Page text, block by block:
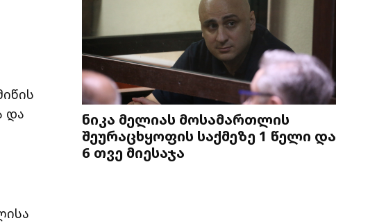
და
ნიკა მელიას მოსამართლის
შეურაცხყოფის საქმეზე 1 წელი და
6 თვე მიესაჯა